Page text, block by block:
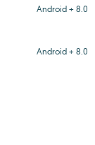
Android + 8.0
Android + 8.0